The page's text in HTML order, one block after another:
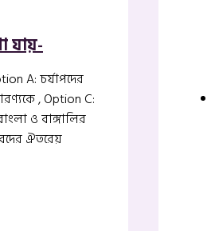
যায়-
A: চর্যাপদের
, Option C:
ও বাঙ্গালির
ঐতরেয়